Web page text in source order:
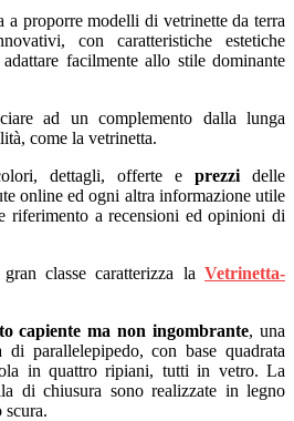
a proporre modelli di vetrinette da terra
con caratteristiche estetiche
facilmente allo stile dominante
ad un complemento dalla lunga
come la vetrinetta.
dettagli, offerte e prezzi delle
online ed ogni altra informazione utile
riferimento a recensioni ed opinioni di
classe caratterizza la Vetrinetta-
capiente ma non ingombrante, una
parallelepipedo, con base quadrata
in quattro ripiani, tutti in vetro. La
di chiusura sono realizzate in legno
scura.